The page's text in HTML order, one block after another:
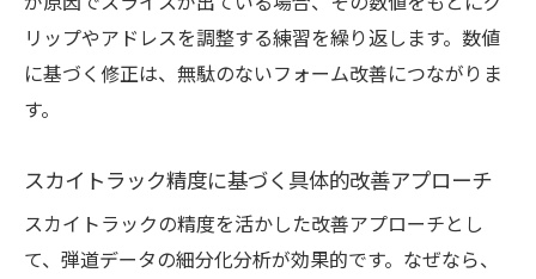
測定結果から導くオリジナルドリルの作り
方
リップやアドレスを調整する練習を繰り返します。数値
に基づく修正は、無駄のないフォーム改善につながりま
す。
スカイトラック精度に基づく具体的改善アプローチ
スカイトラックの精度を活かした改善アプローチとし
て、弾道データの細分化分析が効果的です。なぜなら、